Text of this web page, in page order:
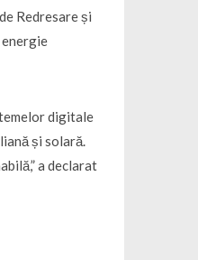
Redresare și
digitale
și solară.
a declarat